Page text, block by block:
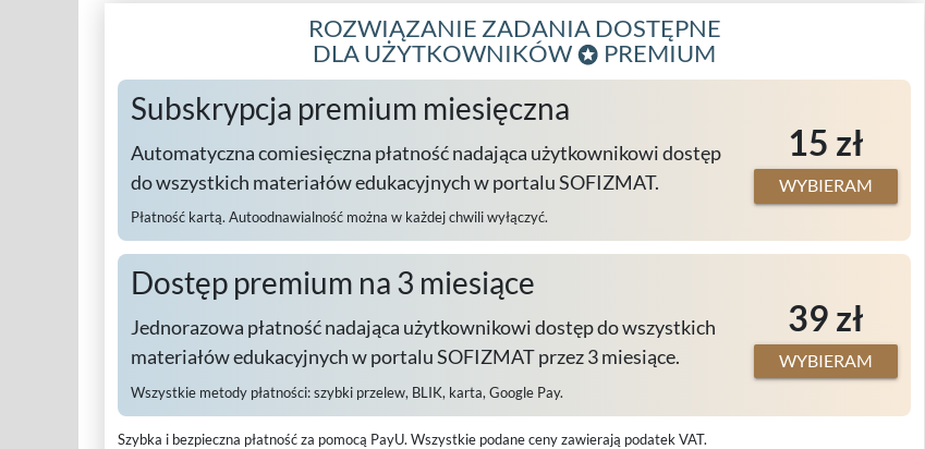
ROZWIĄZANIE ZADANIA DOSTĘPNE
DLA UŻYTKOWNIKÓW
PREMIUM
Subskrypcja premium miesięczna
Automatyczna comiesięczna płatność nadająca użytkownikowi dostęp
do wszystkich materiałów edukacyjnych w portalu SOFIZMAT.
Płatność kartą. Autoodnawialność można w każdej chwili wyłączyć.
15 zł
WYBIERAM
Dostęp premium na 3 miesiące
Jednorazowa płatność nadająca użytkownikowi dostęp do wszystkich
materiałów edukacyjnych w portalu SOFIZMAT przez 3 miesiące.
Wszystkie metody płatności:szybki przelew, BLIK, karta, Google Pay.
39 zł
WYBIERAM
Szybka i bezpieczna płatność za pomocą PayU. Wszystkie podane ceny zawierają podatek VAT.